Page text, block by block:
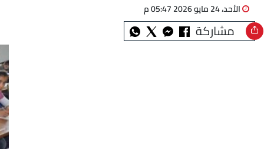
الأحد، 24 مايو 2026 05:47 م
مشاركة